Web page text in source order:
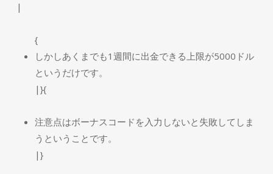
|
{
しかしあくまでも1週間に出金できる上限が5000ドル
というだけです。
|}{
注意点はボーナスコードを入力しないと失敗してしま
うということです。
|}